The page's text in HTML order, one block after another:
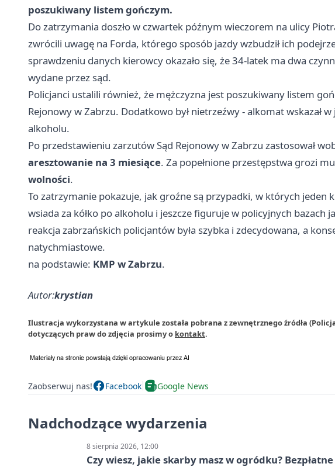
poszukiwany listem gończym.
Do zatrzymania doszło w czwartek późnym wieczorem na ulicy
zwrócili uwagę na Forda, którego sposób jazdy wzbudził ich
sprawdzeniu danych kierowcy okazało się, że 34-latek ma dwa
wydane przez sąd.
Policjanci ustalili również, że mężczyzna jest poszukiwany listem
Rejonowy w Zabrzu. Dodatkowo był nietrzeźwy - alkomat wskazał
alkoholu.
Po przedstawieniu zarzutów Sąd Rejonowy w Zabrzu zastosował
aresztowanie na 3 miesiące. Za popełnione przestępstwa grozi mu
wolności.
To zatrzymanie pokazuje, jak groźne są przypadki, w których jeden
wsiada za kółko po alkoholu i jeszcze figuruje w policyjnych bazach
reakcja zabrzańskich policjantów była szybka i zdecydowana, a
natychmiastowe.
na podstawie: KMP w Zabrzu.
Autor:krystian
Ilustracja wykorzystana w artykule została pobrana z zewnętrznego źródła
dotyczących praw do zdjęcia prosimy o kontakt.
Zaobserwuj nas! Facebook Google News
Nadchodzące wydarzenia
8 sierpnia 2026, 12:00
Czy wiesz, jakie skarby masz w ogródku?